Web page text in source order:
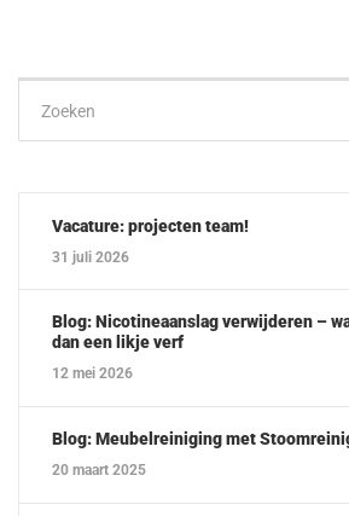
naar:
Vacature: projecten team!
31 juli 2026
Blog: Nicotineaanslag verwijderen –
dan een likje verf
12 mei 2026
Blog: Meubelreiniging met
20 maart 2025